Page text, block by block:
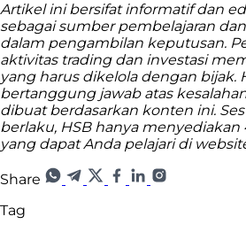
Artikel ini bersifat informatif dan
sebagai sumber pembelajaran
dalam pengambilan keputusan.
aktivitas trading dan investasi
yang harus dikelola dengan bijak.
bertanggung jawab atas
dibuat berdasarkan konten ini.
berlaku, HSB hanya
yang dapat Anda pelajari di
Share
Tag